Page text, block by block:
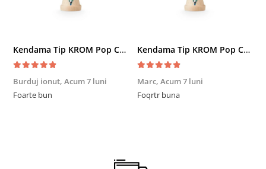
Kendama Tip KROM Pop Chrome Pop LOL Clear, Sky Blue
Burduj ionut, Acum 7 luni
Foarte bun
Kendama Tip KROM Pop Chrome Pop LOL Clear, Sky Blue
Marc, Acum 7 luni
Foqrtr buna